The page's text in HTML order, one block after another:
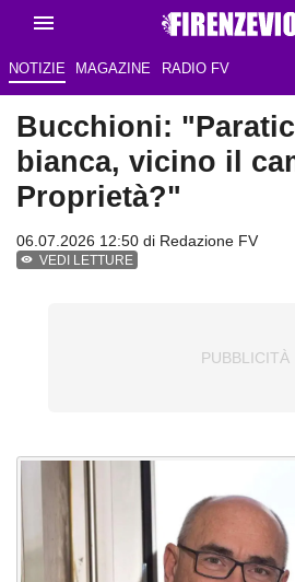
NOTIZIE MAGAZINE RADIO FV
Bucchioni:
bianca, vicino il
Proprietà?"
06.07.2026 12:50 di Redazione FV
VEDI LETTURE